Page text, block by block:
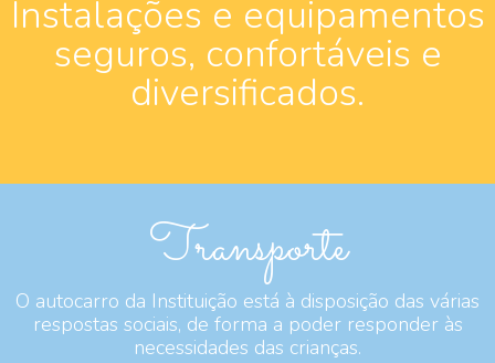
Instalações e equipamentos
seguros, confortáveis e
diversificados.
Transporte
O autocarro da Instituição está à disposição das várias
respostas sociais, de forma a poder responder às
necessidades das crianças.